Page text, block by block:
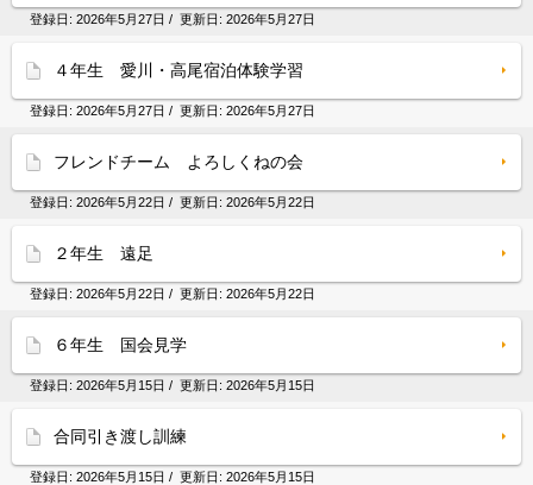
登録日: 2026年5月27日 / 更新日: 2026年5月27日
４年生 愛川・高尾宿泊体験学習
登録日: 2026年5月27日 / 更新日: 2026年5月27日
フレンドチーム よろしくねの会
登録日: 2026年5月22日 / 更新日: 2026年5月22日
２年生 遠足
登録日: 2026年5月22日 / 更新日: 2026年5月22日
６年生 国会見学
登録日: 2026年5月15日 / 更新日: 2026年5月15日
合同引き渡し訓練
登録日: 2026年5月15日 / 更新日: 2026年5月15日